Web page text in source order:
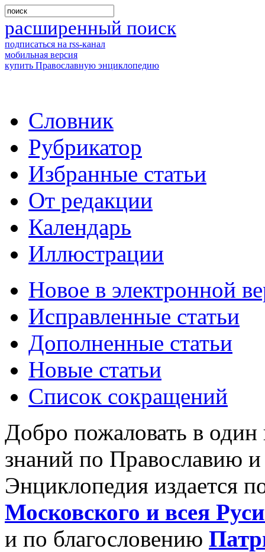
расширенный поиск
подписаться на rss-канал
мобильная версия
купить Православную энциклопедию
Словник
Рубрикатор
Избранные статьи
От редакции
Календарь
Иллюстрации
Новое в электронной
Исправленные статьи
Дополненные статьи
Новые статьи
Список сокращений
Добро пожаловать в
знаний по Православию
Энциклопедия издается
Московского и всея
и по благословению